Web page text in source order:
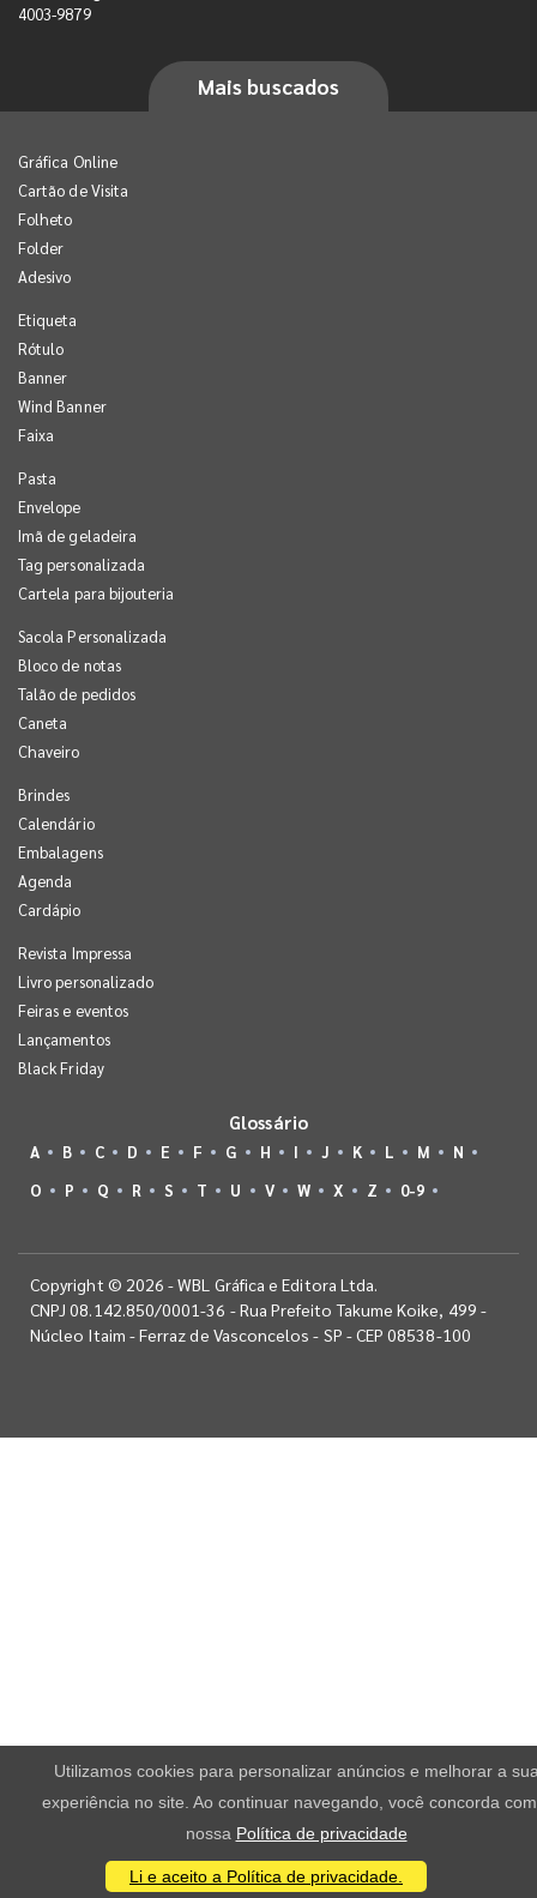
4003-9879
Mais buscados
Gráfica Online
Cartão de Visita
Folheto
Folder
Adesivo
Etiqueta
Rótulo
Banner
Wind Banner
Faixa
Pasta
Envelope
Imã de geladeira
Tag personalizada
Cartela para bijouteria
Sacola Personalizada
Bloco de notas
Talão de pedidos
Caneta
Chaveiro
Brindes
Calendário
Embalagens
Agenda
Cardápio
Revista Impressa
Livro personalizado
Feiras e eventos
Lançamentos
Black Friday
Glossário
A B C D E F G H I J K L M
N
O
P Q R S T U V W X Z 0-9
Copyright © 2026 - WBL Gráfica e Editora Ltda.
CNPJ 08.142.850/0001-36 - Rua Prefeito Takume Koike, 499 -
Núcleo Itaim - Ferraz de Vasconcelos - SP - CEP 08538-100
Utilizamos cookies para personalizar anúncios e melhorar a
experiência no site. Ao continuar navegando, você concorda
nossa Política de privacidade
Li e aceito a Política de privacidade.